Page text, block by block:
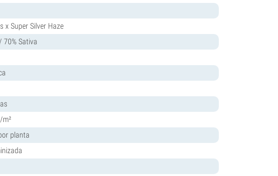
x Super Silver Haze
70% Sativa
m²
planta